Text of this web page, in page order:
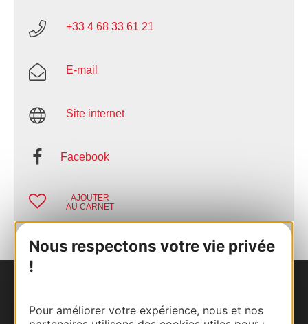
Nous respectons votre vie privée
!
Pour améliorer votre expérience, nous et nos
+33 4 68 33 61 21
E-mail
Site internet
Facebook
AJOUTER
AU CARNET